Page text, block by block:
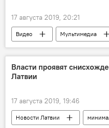
17 августа 2019, 20:21
Видео Мультимедиа
музыка
Власти проявят
Латвии
17 августа 2019, 19:46
Новости Латвии